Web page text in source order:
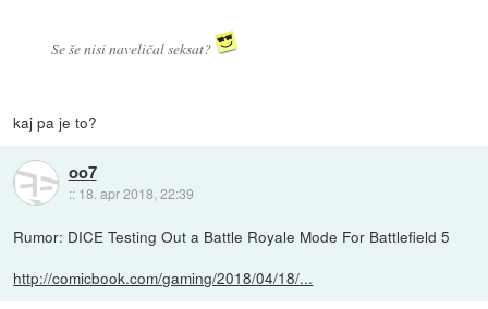
Se še nisi naveličal seksat?
kaj pa je to?
oo7
:: 18. apr 2018, 22:39
Rumor: DICE Testing Out a Battle Royale Mode For Battlefield 5
http://comicbook.com/gaming/2018/04/18/...